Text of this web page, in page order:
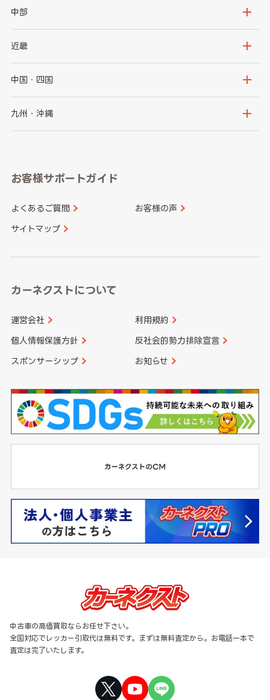
岩手県
秋田県
茨城県
群馬県
千葉県
中部
新潟県
石川県
山梨県
愛知県
近畿
大阪府
京都府
和歌山県
中国・四国
鳥取県
山口県
香川県 愛媛県
九州・沖縄
長崎県
大分県 宮崎県
お客様サポートガイド
よくあるご質問 お客様の声
サイトマップ
カーネクストについて
運営会社 利用規約
個人情報保護方針 反社会的勢力排除宣言
スポンサーシップ お知らせ
中古車の高価買取ならお任せ下さい。
全国対応でレッカー引取代は無料です。まずは無料査定から。お電話一本で
査定は完了いたします。